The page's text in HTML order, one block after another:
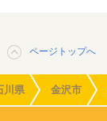
ページトップへ
川県 金沢市